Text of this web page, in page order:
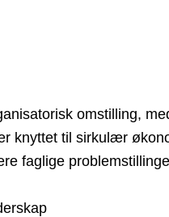
omstilling,
knyttet til sirkulær
faglige